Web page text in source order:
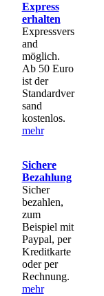
Express
erhalten
Expressvers
and
möglich.
Ab 50 Euro
ist der
Standardver
sand
kostenlos.
mehr
Sichere
Bezahlung
Sicher
bezahlen,
zum
Beispiel mit
Paypal, per
Kreditkarte
oder per
Rechnung.
mehr